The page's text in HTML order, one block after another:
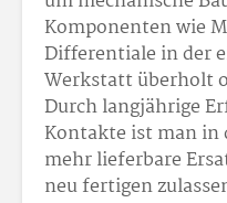
Komponenten wie
Differentiale in der
Werkstatt überholt
Durch langjährige
Kontakte ist man in
mehr lieferbare
neu fertigen